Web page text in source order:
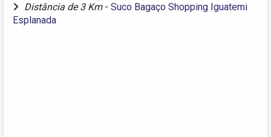
Distância de 3 Km - Suco Bagaço Shopping Iguatemi
Esplanada